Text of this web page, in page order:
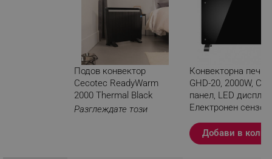
Подов конвектор
Cecotec ReadyWarm
2000 Thermal Black
Разглеждате този
Конвекторна
GHD-20, 2000W,
панел, LED
Електронен
ЧеренДобави в